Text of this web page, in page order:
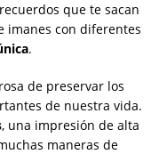
que te sacan
imanes con diferentes
.
de preservar los
de nuestra vida.
, una impresión de alta
maneras de